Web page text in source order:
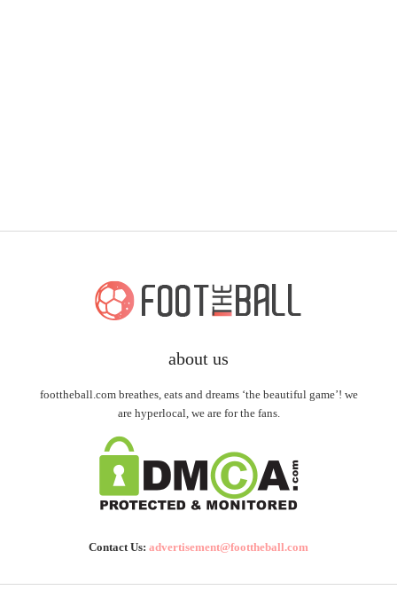
about us
foottheball.com breathes, eats and dreams ‘the beautiful game’! we
are hyperlocal, we are for the fans.
Contact Us: advertisement@foottheball.com